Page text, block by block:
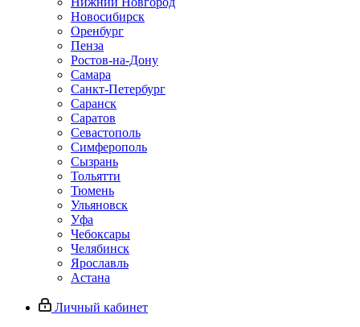
Новосибирск
Оренбург
Пенза
Ростов-на-Дону
Самара
Санкт-Петербург
Саранск
Саратов
Севастополь
Симферополь
Сызрань
Тольятти
Тюмень
Ульяновск
Уфа
Чебоксары
Челябинск
Ярославль
Астана
Личный кабинет